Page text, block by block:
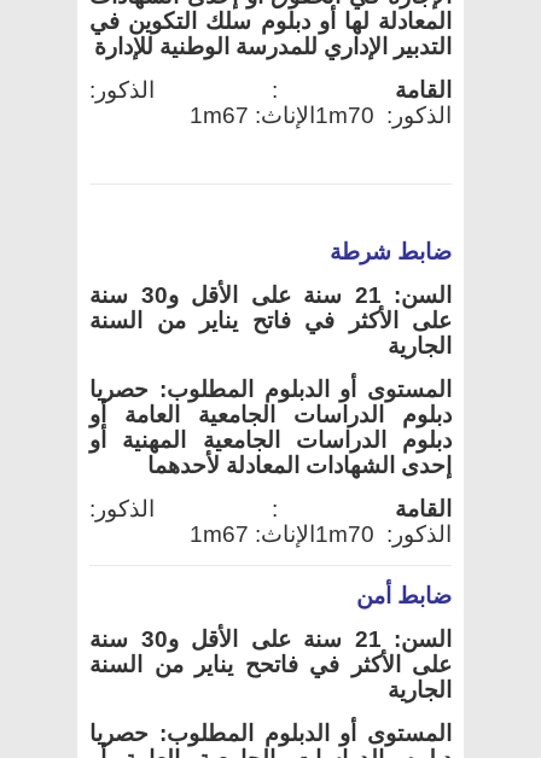
المعادلة لها أو دبلوم سلك التكوين في
التدبير الإداري للمدرسة الوطنية للإدارة
القامة :
الذكور:
الذكور: 1m70 الإناث: 1m67
ضابط شرطة
السن: 21 سنة على الأقل و30 سنة
على الأكثر في فاتح يناير من السنة
الجارية
المستوى أو الدبلوم المطلوب: حصريا
دبلوم الدراسات الجامعية العامة أو
دبلوم الدراسات الجامعية المهنية أو
إحدى الشهادات المعادلة لأحدهما
القامة :
الذكور:
الذكور: 1m70 الإناث: 1m67
ضابط أمن
السن: 21 سنة على الأقل و30 سنة
على الأكثر في فاتحح يناير من السنة
الجارية
المستوى أو الدبلوم المطلوب: حصريا